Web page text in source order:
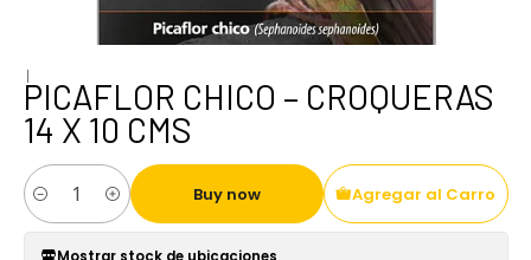
|
PICAFLOR CHICO – CROQUERAS
14 X 10 CMS
Cantidad Agregar al Carro
Buy now